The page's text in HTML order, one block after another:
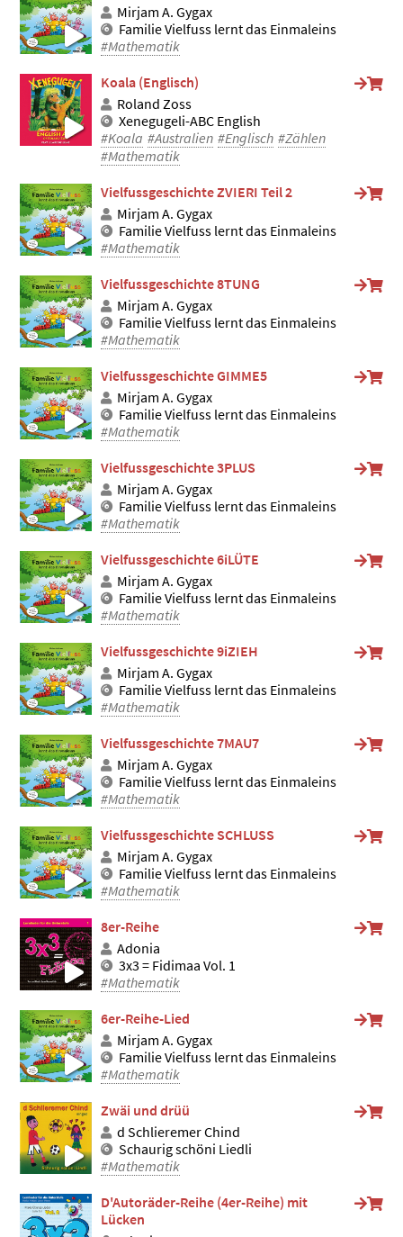
Mirjam A. Gygax
Familie Vielfuss lernt das Einmaleins
#Mathematik
Koala (Englisch)
Roland Zoss
Xenegugeli-ABC English
#Koala #Australien #Englisch #Zählen
#Mathematik
Vielfussgeschichte ZVIERI Teil 2
Mirjam A. Gygax
Familie Vielfuss lernt das Einmaleins
#Mathematik
Vielfussgeschichte 8TUNG
Mirjam A. Gygax
Familie Vielfuss lernt das Einmaleins
#Mathematik
Vielfussgeschichte GIMME5
Mirjam A. Gygax
Familie Vielfuss lernt das Einmaleins
#Mathematik
Vielfussgeschichte 3PLUS
Mirjam A. Gygax
Familie Vielfuss lernt das Einmaleins
#Mathematik
Vielfussgeschichte 6iLÜTE
Mirjam A. Gygax
Familie Vielfuss lernt das Einmaleins
#Mathematik
Vielfussgeschichte 9iZIEH
Mirjam A. Gygax
Familie Vielfuss lernt das Einmaleins
#Mathematik
Vielfussgeschichte 7MAU7
Mirjam A. Gygax
Familie Vielfuss lernt das Einmaleins
#Mathematik
Vielfussgeschichte SCHLUSS
Mirjam A. Gygax
Familie Vielfuss lernt das Einmaleins
#Mathematik
8er-Reihe
Adonia
3x3 = Fidimaa Vol. 1
#Mathematik
6er-Reihe-Lied
Mirjam A. Gygax
Familie Vielfuss lernt das Einmaleins
#Mathematik
Zwäi und drüü
d Schlieremer Chind
Schaurig schöni Liedli
#Mathematik
D'Autoräder-Reihe (4er-Reihe) mit
Lücken